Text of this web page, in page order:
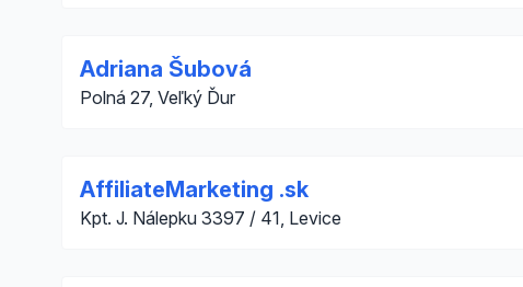
Adriana Šubová
Polná 27, Veľký Ďur
AffiliateMarketing .sk
Kpt. J. Nálepku 3397 / 41, Levice